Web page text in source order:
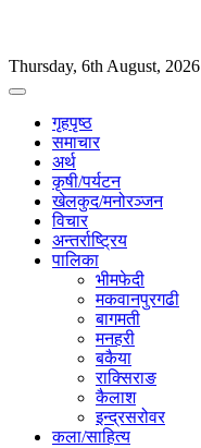
Thursday, 6th August, 2026
गृहपृष्ठ
समाचार
अर्थ
कृषी/पर्यटन
खेलकुद/मनोरञ्जन
विचार
अन्तर्राष्ट्रिय
पालिका
भीमफेदी
मकवानपुरगढी
बागमती
मनहरी
बकैया
राक्सिराङ
कैलाश
इन्द्रसरोवर
कला/साहित्य